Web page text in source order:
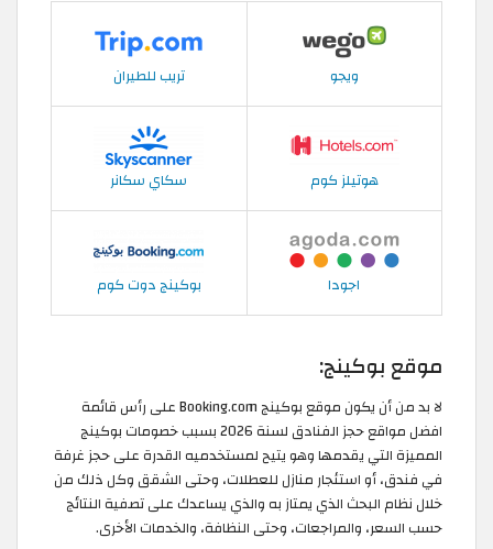
ويجو تريب للطيران
هوتيلز كوم سكاي سكانر
اجودا بوكينج دوت كوم
موقع بوكينج:
لا بد من أن يكون موقع بوكينج Booking.com على رأس قائمة
افضل مواقع حجز الفنادق لسنة 2026 بسبب خصومات بوكينج
المميزة التي يقدمها وهو يتيح لمستخدميه القدرة على حجز غرفة
في فندق، أو استئجار منازل للعطلات، وحتى الشقق وكل ذلك من
خلال نظام البحث الذي يمتاز به والذي يساعدك على تصفية النتائج
حسب السعر، والمراجعات، وحتى النظافة، والخدمات الأخرى.